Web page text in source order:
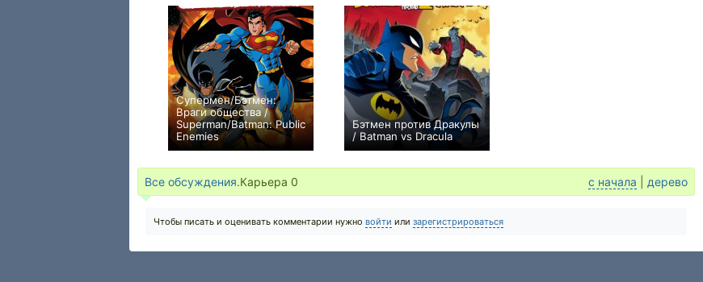
Супермен/Бэтмен:
Враги общества /
Superman/Batman: Public
Enemies
0
Бэтмен против Дракулы
/ Batman vs Dracula
0
Все обсуждения.Карьера 0 с начала дерево
Чтобы писать и оценивать комментарии нужно войти или зарегистрироваться